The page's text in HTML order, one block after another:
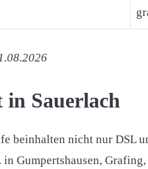
Sauerlach
beinhalten nicht nur DSL
Gumpertshausen, Grafing,